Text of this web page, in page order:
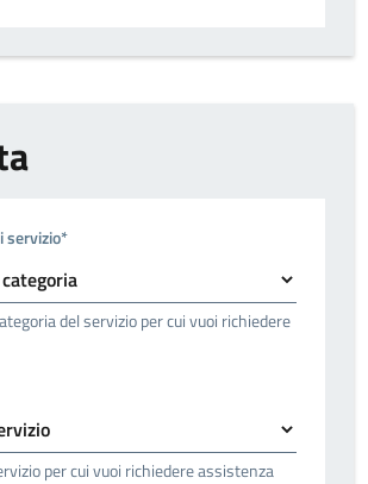
servizio*
del servizio per cui vuoi richiedere
per cui vuoi richiedere assistenza